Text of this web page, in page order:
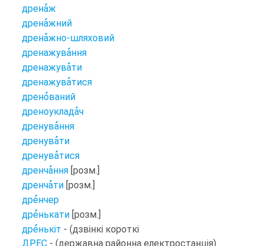
дренаж
дренажний
дренажно-шляховий
дренажування
дренажувати
дренажуватися
дренований
дреноукладач
дренування
дренувати
дренуватися
дренчання [розм.]
дренчати [розм.]
дренчер
дренькати [розм.]
дренькіт - (дзвінкі короткі
ДРЕС - (державна районна електростанція)